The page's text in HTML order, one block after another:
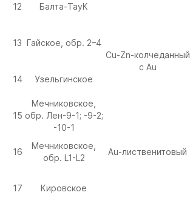
12 Балта-ТауК
13 Гайское, обр. 2–4
Cu-Zn-колчеданный
с Au
14 Узельгинское
15
Мечниковское,
обр. Лен-9-1; -9-2;
-10-1
Au-лиственитовый
16
Мечниковское,
обр. L1-L2
17 Кировское